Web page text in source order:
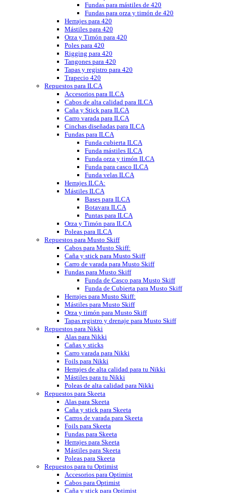
Fundas para mástiles de 420
Fundas para orza y timón de 420
Herrajes para 420
Mástiles para 420
Orza y Timón para 420
Poles para 420
Rigging para 420
Tangones para 420
Tapas y registro para 420
Trapecio 420
Repuestos para ILCA
Accesorios para ILCA
Cabos de alta calidad para ILCA
Caña y Stick para ILCA
Carro varada para ILCA
Cinchas diseñadas para ILCA
Fundas para ILCA
Funda cubierta ILCA
Funda mástiles ILCA
Funda orza y timón ILCA
Funda para casco ILCA
Funda velas ILCA
Herrajes ILCA:
Mástiles ILCA
Bases para ILCA
Botavara ILCA
Puntas para ILCA
Orza y Timón para ILCA
Poleas para ILCA
Repuestos para Musto Skiff
Cabos para Musto Skiff:
Caña y stick para Musto Skiff
Carro de varada para Musto Skiff
Fundas para Musto Skiff
Funda de Casco para Musto Skiff
Funda de Cubierta para Musto Skiff
Herrajes para Musto Skiff:
Mástiles para Musto Skiff
Orza y timón para Musto Skiff
Tapas registro y drenaje para Musto Skiff
Repuestos para Nikki
Alas para Nikki
Cañas y sticks
Carro varada para Nikki
Foils para Nikki
Herrajes de alta calidad para tu Nikki
Mástiles para tu Nikki
Poleas de alta calidad para Nikki
Repuestos para Skeeta
Alas para Skeeta
Caña y stick para Skeeta
Carros de varada para Skeeta
Foils para Skeeta
Fundas para Skeeta
Herrajes para Skeeta
Mástiles para Skeeta
Poleas para Skeeta
Repuestos para tu Optimist
Accesorios para Optimist
Cabos para Optimist
Caña y stick para Optimist